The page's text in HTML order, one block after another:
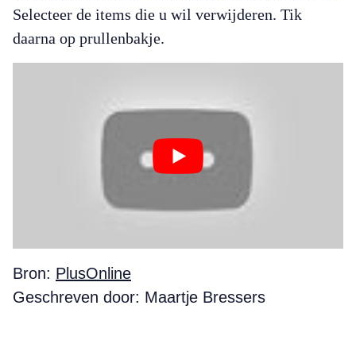
Selecteer de items die u wil verwijderen. Tik
daarna op prullenbakje.
Bron: PlusOnline
Geschreven door: Maartje Bressers